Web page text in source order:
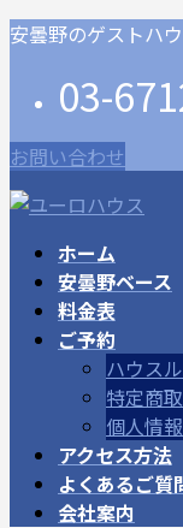
コ
ツ
に
移
ナ
シ
ョ
ン
安曇野のゲストハ
03-
お問い合わせ
ホーム
安曇野ベース
料金表
ご予約
ハウス
特定商
個人情
アクセス方法
よくあるご質
会社案内